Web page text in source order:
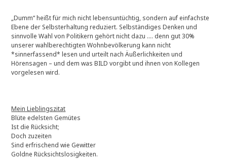
„Dumm“ heißt für mich nicht lebensuntüchtig, sondern auf einfachste
Ebene der Selbsterhaltung reduziert. Selbständiges Denken und
sinnvolle Wahl von Politikern gehört nicht dazu …. denn gut 30%
unserer wahlberechtigten Wohnbevölkerung kann nicht
*sinnerfassend* lesen und urteilt nach Äußerlichkeiten und
Hörensagen – und dem was BILD vorgibt und ihnen von Kollegen
vorgelesen wird.
Mein Lieblingszitat
Blüte edelsten Gemütes
Ist die Rücksicht;
Doch zuzeiten
Sind erfrischend wie Gewitter
Goldne Rücksichtslosigkeiten.